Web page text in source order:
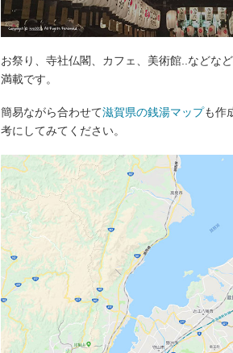
お祭り、寺社仏閣、カフェ、美術館..などな
満載です。
簡易ながら合わせて滋賀県の銭湯マップも作
考にしてみてください。